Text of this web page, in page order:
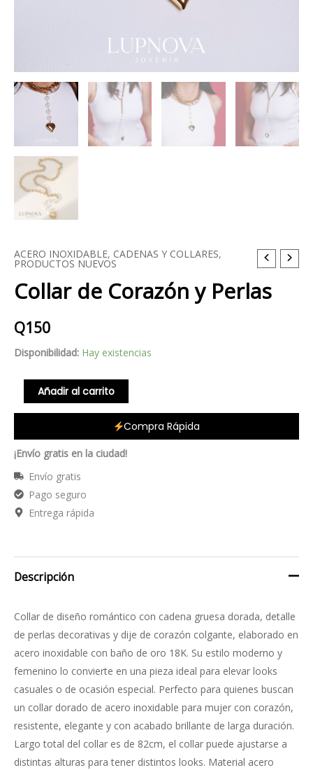
ACERO INOXIDABLE, CADENAS Y COLLARES,
PRODUCTOS NUEVOS
Collar de Corazón y Perlas
Q150
Disponibilidad: Hay existencias
Collar
Corazón
Perlas
cantidad
Añadir al carrito
Compra Rápida
¡Envío gratis en la ciudad!
Envío gratis
Pago seguro
Entrega rápida
Descripción
Collar de diseño romántico con cadena gruesa dorada, detalle
de perlas decorativas y dije de corazón colgante, elaborado en
acero inoxidable con baño de oro 18K. Su estilo moderno y
femenino lo convierte en una pieza ideal para elevar looks
casuales o de ocasión especial. Perfecto para quienes buscan
un collar dorado de acero inoxidable para mujer con corazón,
resistente, elegante y con acabado brillante de larga duración.
Largo total del collar es de 82cm, el collar puede ajustarse a
distintas alturas para tener distintos looks. Material acero